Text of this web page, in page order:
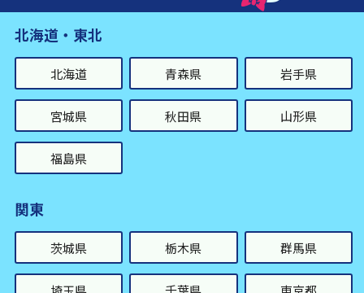
北海道・東北
北海道 青森県 岩手県
宮城県 秋田県 山形県
福島県
関東
茨城県 栃木県 群馬県